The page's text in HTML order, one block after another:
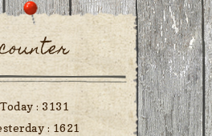
counter
Today : 3131
: 1621